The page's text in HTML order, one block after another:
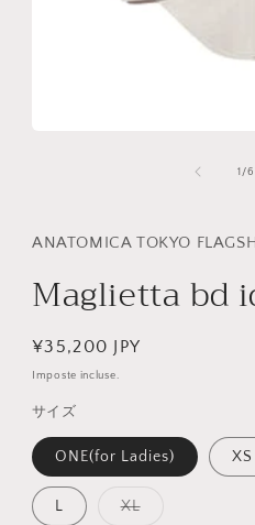
modale
1 /su
6
ANATOMICA TOKYO
Maglietta bd
Prezzo
di
listino
¥35,200 JPY
Imposte incluse.
サイズ
ONE(for Ladies) XS
L XLVariante